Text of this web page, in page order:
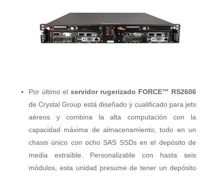
Por último el servidor rugerizado FORCE™ RS2606
de Crystal Group está diseñado y cualificado para jets
aéreos y combina la alta computación con la
capacidad máxima de almacenamiento, todo en un
chasis único con ocho SAS SSDs en el depósito de
media extraíble. Personalizable con hasta seis
módulos, esta unidad presume de tener un depósito